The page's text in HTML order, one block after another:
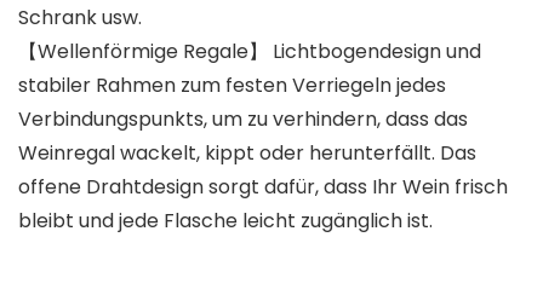
Schrank usw.
【Wellenförmige Regale】 Lichtbogendesign und
stabiler Rahmen zum festen Verriegeln jedes
Verbindungspunkts, um zu verhindern, dass das
Weinregal wackelt, kippt oder herunterfällt. Das
offene Drahtdesign sorgt dafür, dass Ihr Wein frisch
bleibt und jede Flasche leicht zugänglich ist.